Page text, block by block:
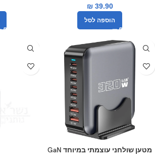
₪39.90
הוספה לסל
מטען שולחני עוצמתי במיוחד GaN